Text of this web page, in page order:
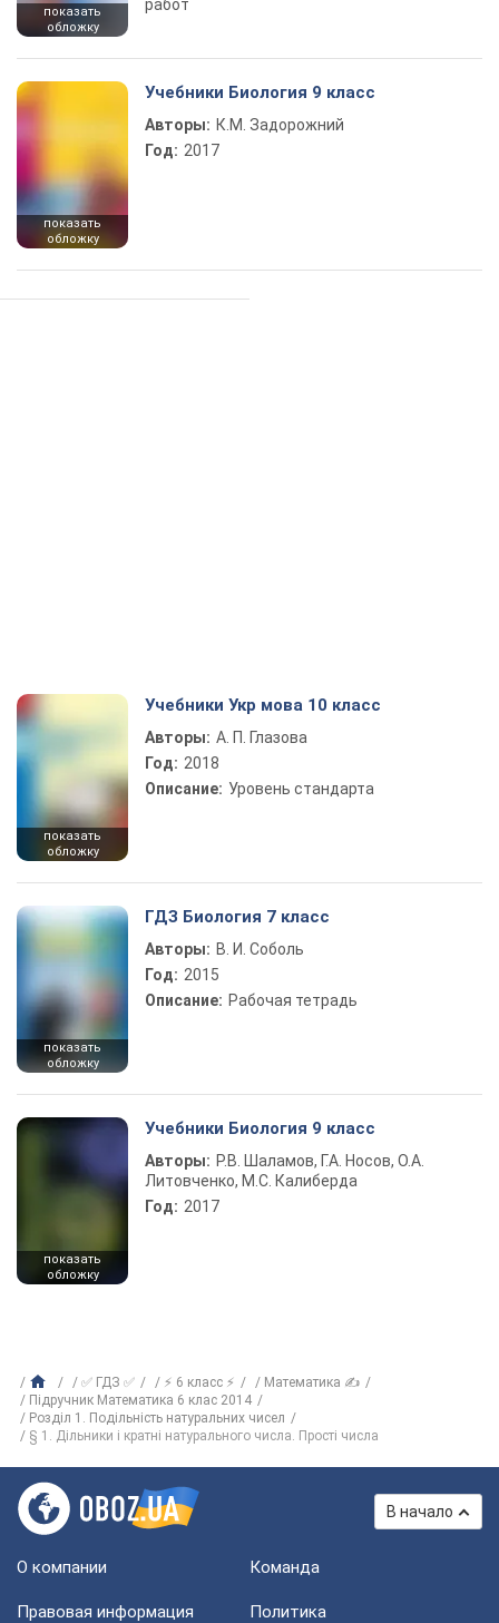
показать
обложку
работ
показать
обложку
Учебники Биология 9 класс
Авторы: К.М. Задорожний
Год: 2017
показать
обложку
Учебники Укр мова 10 класс
Авторы: А. П. Глазова
Год: 2018
Описание: Уровень стандарта
показать
обложку
ГДЗ Биология 7 класс
Авторы: В. И. Соболь
Год: 2015
Описание: Рабочая тетрадь
показать
обложку
Учебники Биология 9 класс
Авторы: Р.В. Шаламов, Г.А. Носов, О.А.
Литовченко, М.С. Калиберда
Год: 2017
✅ ГДЗ ✅ ⚡ 6 класс ⚡
Математика ✍
Підручник Математика 6 клас 2014
Розділ 1. Подільність натуральних чисел
§ 1. Дільники і кратні натурального числа. Прості числа
В начало
О компании Команда
Правовая информация
Политика